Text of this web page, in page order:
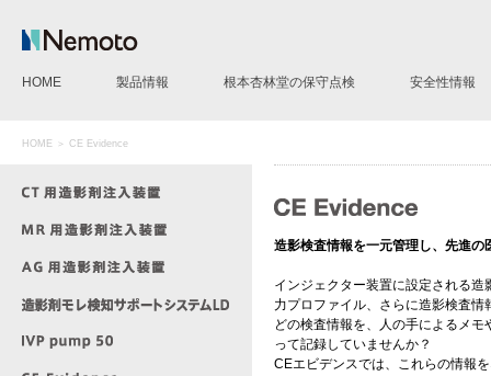
HOME
製品情報
根本杏林堂の保守点検 安全性情報
HOME ＞ CE Evidence
造影検査情報を一元管理し、先進の
インジェクター装置に設定される造
力プロファイル、さらに造影検査情
どの検査情報を、人の手によるメモ
って記録していませんか？
CEエビデンスでは、これらの情報